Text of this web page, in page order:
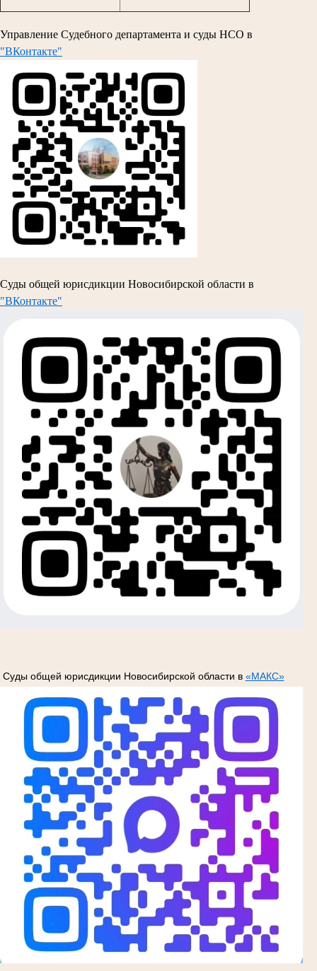
Управление Судебного департамента и суды НСО в
"ВКонтакте"
Суды общей юрисдикции Новосибирской области в
"ВКонтакте"
Суды общей юрисдикции Новосибирской области в «МАКС»